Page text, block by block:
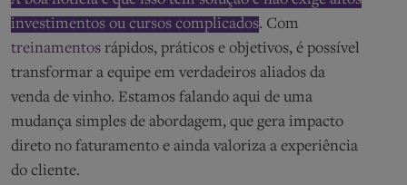
investimentos ou cursos complicados. Com
treinamentos rápidos, práticos e objetivos, é possível
transformar a equipe em verdadeiros aliados da
venda de vinho. Estamos falando aqui de uma
mudança simples de abordagem, que gera impacto
direto no faturamento e ainda valoriza a experiência
do cliente.